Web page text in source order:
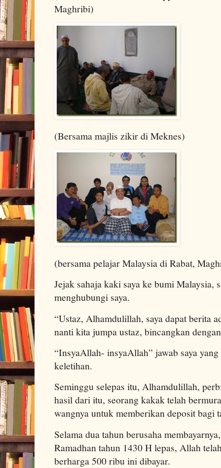
Maghribi)
(Bersama majlis zikir di Meknes)
(bersama pelajar Malaysia di Rabat,
Jejak sahaja kaki saya ke bumi Malaysia,
menghubungi saya.
“Ustaz, Alhamdulillah, saya dapat berita
nanti kita jumpa ustaz, bincangkan
“InsyaAllah- insyaAllah” jawab saya
keletihan.
Seminggu selepas itu, Alhamdulillah,
hasil dari itu, seorang kakak telah
wangnya untuk memberikan deposit bagi
Selama dua tahun berusaha
Ramadhan tahun 1430 H lepas, Allah
berharga 500 ribu ini dibayar.